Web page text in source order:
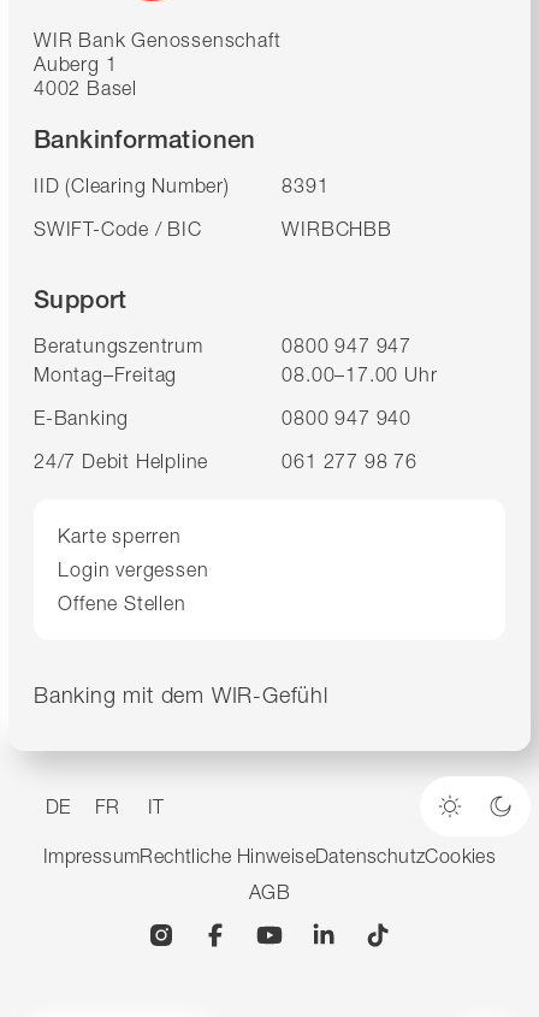
WIR Bank Genossenschaft
Auberg 1
4002 Basel
Bankinformationen
IID (Clearing Number)
8391
SWIFT-Code / BIC
WIRBCHBB
Support
Beratungszentrum
0800 947 947
Montag–Freitag
08.00–17.00 Uhr
E-Banking
0800 947 940
24/7 Debit Helpline
061 277 98 76
Karte sperren
Login vergessen
Offene Stellen
Banking mit dem WIR-Gefühl
DE FR IT
Heller
ImpressumRechtliche HinweiseDatenschutzCookies
AGB
InstagramFacebookYouTubeLinkedin